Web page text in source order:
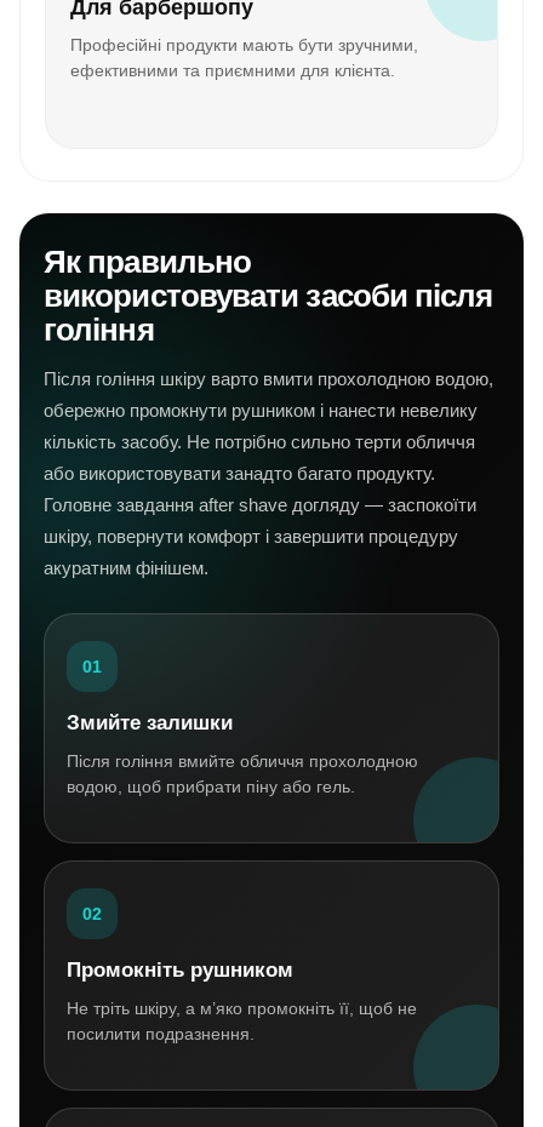
Для барбершопу
Професійні продукти мають бути зручними,
ефективними та приємними для клієнта.
Як правильно
використовувати засоби після
гоління
Після гоління шкіру варто вмити прохолодною водою,
обережно промокнути рушником і нанести невелику
кількість засобу. Не потрібно сильно терти обличчя
або використовувати занадто багато продукту.
Головне завдання after shave догляду — заспокоїти
шкіру, повернути комфорт і завершити процедуру
акуратним фінішем.
01
Змийте залишки
Після гоління вмийте обличчя прохолодною
водою, щоб прибрати піну або гель.
02
Промокніть рушником
Не тріть шкіру, а м’яко промокніть її, щоб не
посилити подразнення.